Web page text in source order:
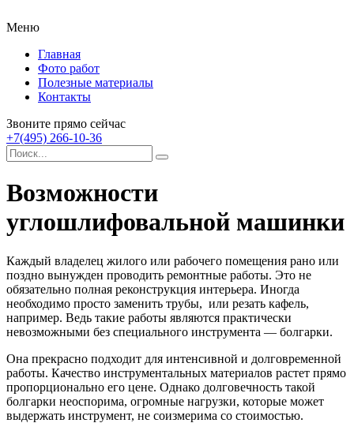
Меню
Главная
Фото работ
Полезные материалы
Контакты
Звоните прямо сейчас
+7(495) 266-10-36
Возможности
углошлифовальной машинки
Каждый владелец жилого или рабочего помещения рано или
поздно вынужден проводить ремонтные работы. Это не
обязательно полная реконструкция интерьера. Иногда
необходимо просто заменить трубы, или резать кафель,
например. Ведь такие работы являются практически
невозможными без специального инструмента — болгарки.
Она прекрасно подходит для интенсивной и долговременной
работы. Качество инструментальных материалов растет прямо
пропорционально его цене. Однако долговечность такой
болгарки неоспорима, огромные нагрузки, которые может
выдержать инструмент, не соизмерима со стоимостью.